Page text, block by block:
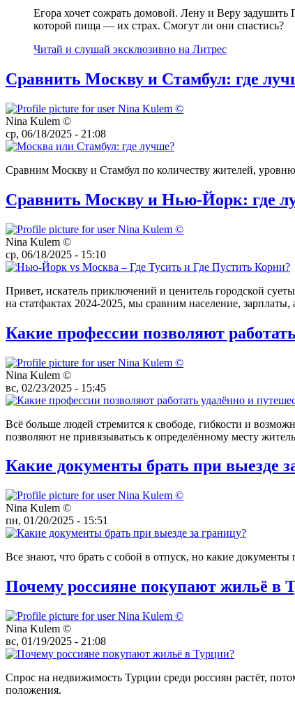
Егора хочет сожрать домовой. Лену и Веру
которой пища — их страх. Смогут ли они спастись?
Читай и слушай эксклюзивно на Литрес
Сравнить Москву и Стамбул: где
Nina Kulem ©️
ср, 06/18/2025 - 21:08
Сравним Москву и Стамбул по количеству жителей,
Сравнить Москву и Нью-Йорк: где
Nina Kulem ©️
ср, 06/18/2025 - 15:10
Привет, искатель приключений и ценитель городской
на статфактах 2024-2025, мы сравним население, зарплаты,
Какие профессии позволяют
Nina Kulem ©️
вс, 02/23/2025 - 15:45
Всё больше людей стремится к свободе, гибкости и
позволяют не привязыватьсь к определённому месту
Какие документы брать при выезде
Nina Kulem ©️
пн, 01/20/2025 - 15:51
Все знают, что брать с собой в отпуск, но какие
Почему россияне покупают жильё в
Nina Kulem ©️
вс, 01/19/2025 - 21:08
Спрос на недвижимость Турции среди россиян растёт,
положения.